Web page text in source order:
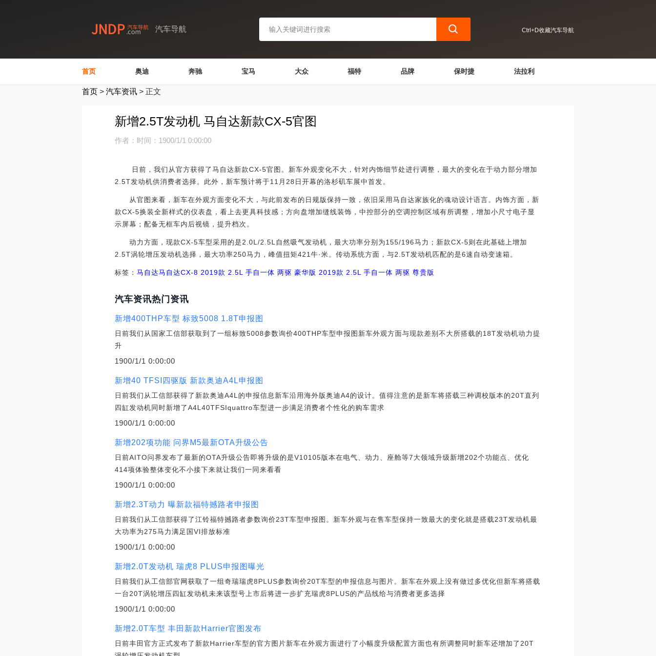
汽车导航 Ctrl+D收藏汽车导航
首页 奥迪 奔驰 宝马 大众 福特 品牌 保时捷 法拉利
首页 > 汽车资讯 > 正文
新增2.5T发动机 马自达新款CX-5官图
作者： 时间：1900/1/1 0:00:00
日前，我们从官方获得了马自达新款CX-5官图。新车外观变化不大，针对内饰细节处进行调整，最大的变化在于动力部分增加
2.5T发动机供消费者选择。此外，新车预计将于11月28日开幕的洛杉矶车展中首发。
从官图来看，新车在外观方面变化不大，与此前发布的日规版保持一致，依旧采用马自达家族化的魂动设计语言。内饰方面，新
款CX-5换装全新样式的仪表盘，看上去更具科技感；方向盘增加缝线装饰，中控部分的空调控制区域有所调整，增加小尺寸电子显
示屏幕；配备无框车内后视镜，提升档次。
动力方面，现款CX-5车型采用的是2.0L/2.5L自然吸气发动机，最大功率分别为155/196马力；新款CX-5则在此基础上增加
2.5T涡轮增压发动机选择，最大功率250马力，峰值扭矩421牛·米。传动系统方面，与2.5T发动机匹配的是6速自动变速箱。
标签：马自达马自达CX-8 2019款 2.5L 手自一体 两驱 豪华版 2019款 2.5L 手自一体 两驱 尊贵版
汽车资讯热门资讯
新增400THP车型 标致5008 1.8T申报图
日前我们从国家工信部获取到了一组标致5008参数询价400THP车型申报图新车外观方面与现款差别不大所搭载的18T发动机动力提
升
1900/1/1 0:00:00
新增40 TFSI四驱版 新款奥迪A4L申报图
日前我们从工信部获得了新款奥迪A4L的申报信息新车沿用海外版奥迪A4的设计。值得注意的是新车将搭载三种调校版本的20T直列
四缸发动机同时新增了A4L40TFSIquattro车型进一步满足消费者个性化的购车需求
1900/1/1 0:00:00
新增202项功能 问界M5最新OTA升级公告
日前AITO问界发布了最新的OTA升级公告即将升级的是V10105版本在电气、动力、座舱等7大领域升级新增202个功能点、优化
414项体验整体变化不小接下来就让我们一同来看看
1900/1/1 0:00:00
新增2.3T动力 曝新款福特撼路者申报图
日前我们从工信部获得了江铃福特撼路者参数询价23T车型申报图。新车外观与在售车型保持一致最大的变化就是搭载23T发动机最
大功率为275马力满足国VI排放标准
1900/1/1 0:00:00
新增2.0T发动机 瑞虎8 PLUS申报图曝光
日前我们从工信部官网获取了一组奇瑞瑞虎8PLUS参数询价20T车型的申报信息与图片。新车在外观上没有做过多优化但新车将搭载
一台20T涡轮增压四缸发动机未来该型号上市后将进一步扩充瑞虎8PLUS的产品线给与消费者更多选择
1900/1/1 0:00:00
新增2.0T车型 丰田新款Harrier官图发布
日前丰田官方正式发布了新款Harrier车型的官方图片新车在外观方面进行了小幅度升级配置方面也有所调整同时新车还增加了20T